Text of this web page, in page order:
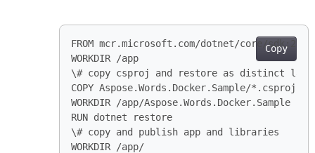
Copy
WORKDIR /app
WORKDIR /app/Aspose.Words.Docker.Sample
RUN dotnet restore
WORKDIR /app/